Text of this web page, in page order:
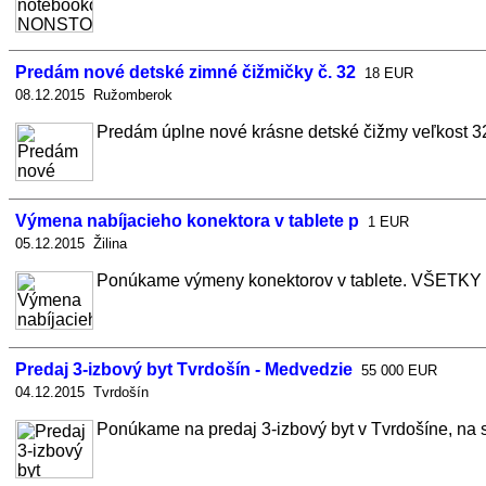
Predám nové detské zimné čižmičky č. 32 18 EUR
08.12.2015 Ružomberok
Predám úplne nové krásne detské čižmy veľkost
Výmena nabíjacieho konektora v tablete p 1 EUR
05.12.2015 Žilina
Ponúkame výmeny konektorov v tablete.
Predaj 3-izbový byt Tvrdošín - Medvedzie 55 000 EUR
04.12.2015 Tvrdošín
Ponúkame na predaj 3-izbový byt v Tvrdošíne,